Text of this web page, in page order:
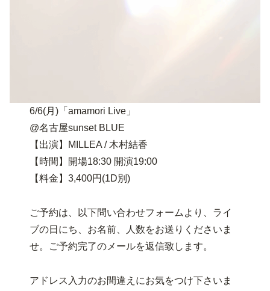
6/6(月)「amamori Live」
@名古屋sunset BLUE
【出演】MILLEA / 木村結香
【時間】開場18:30 開演19:00
【料金】3,400円(1D別)
ご予約は、以下問い合わせフォームより、ライ
ブの日にち、お名前、人数をお送りくださいま
せ。ご予約完了のメールを返信致します。
アドレス入力のお間違えにお気をつけ下さいま